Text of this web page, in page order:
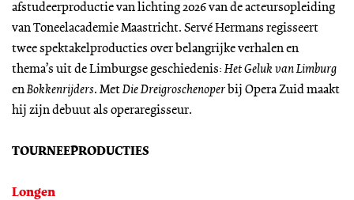
afstudeerproductie van lichting 2026 van de acteursopleiding
van Toneelacademie Maastricht. Servé Hermans regisseert
twee spektakelproducties over belangrijke verhalen en
thema’s uit de Limburgse geschiedenis:Het Geluk van Limburg
enBokkenrijders. MetDie Dreigroschenoper bij Opera Zuid maakt
hij zijn debuut als operaregisseur.
TOURNEEPRODUCTIES
Longen